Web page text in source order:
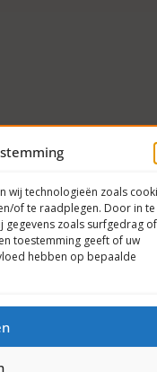
wij technologieën zoals
of te raadplegen. Door in te
gegevens zoals surfgedrag of
toestemming geeft of uw
hebben op bepaalde